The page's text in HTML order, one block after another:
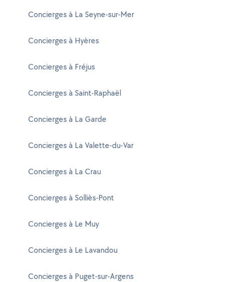
Concierges à La Seyne-sur-Mer
Concierges à Hyères
Concierges à Fréjus
Concierges à Saint-Raphaël
Concierges à La Garde
Concierges à La Valette-du-Var
Concierges à La Crau
Concierges à Solliès-Pont
Concierges à Le Muy
Concierges à Le Lavandou
Concierges à Puget-sur-Argens